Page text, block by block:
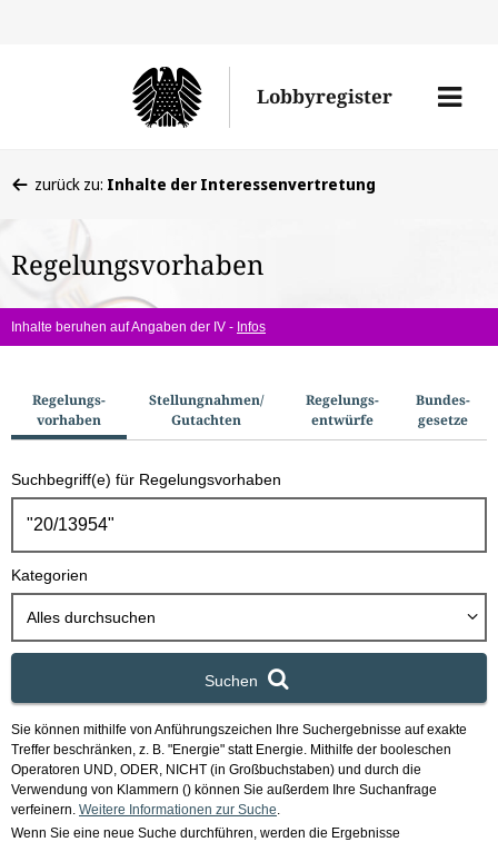
den
Lobbyregister
Menü
befinden
hier:
zurück zu: Inhalte der Interessenvertretung
Regelungsvorhaben
Inhalte beruhen auf Angaben der IV - Infos
u
c
h
o
Regelungs­
vorhaben
Stellungnahmen/​
Gutachten
Regelungs­
entwürfe
Bundes­
gesetze
Suchbegriff(e) für Regelungsvorhaben
Kategorien
Alles durchsuchen
Suchen
Sie können mithilfe von Anführungszeichen Ihre Suchergebnisse auf exakte
Treffer beschränken, z. B. "Energie" statt Energie. Mithilfe der booleschen
Operatoren UND, ODER, NICHT (in Großbuchstaben) und durch die
Verwendung von Klammern () können Sie außerdem Ihre Suchanfrage
verfeinern. Weitere Informationen zur Suche
Wenn Sie eine neue Suche durchführen, werden die Ergebnisse